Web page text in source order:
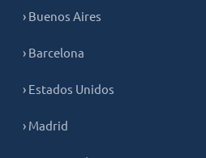
› Buenos Aires
› Barcelona
› Estados Unidos
› Madrid